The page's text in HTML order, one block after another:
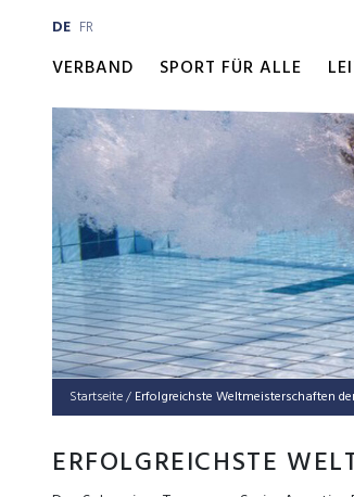
DE FR
VERBAND SPORT FÜR ALLE
Startseite/ Erfolg­reichs­te Welt­meis­ter­schaf­ten
ERFOLGREICHSTE